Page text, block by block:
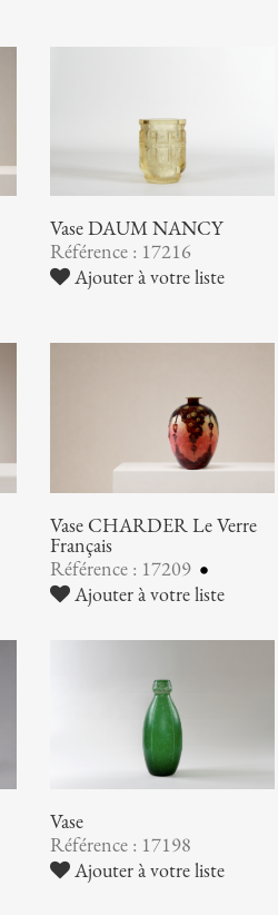
Vase DAUM NANCY
Référence : 17216
Ajouter à votre liste
Vase CHARDER Le Verre
Français
Référence : 17209
Ajouter à votre liste
Vase
Référence : 17198
Ajouter à votre liste